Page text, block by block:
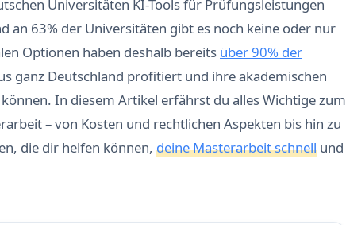
Universitäten KI-Tools für Prüfungsleistungen
an 63% der Universitäten gibt es noch keine oder nur
Optionen haben deshalb bereits über 90% der
ganz Deutschland profitiert und ihre akademischen
In diesem Artikel erfährst du alles Wichtige zum
– von Kosten und rechtlichen Aspekten bis hin zu
die dir helfen können, deine Masterarbeit schnell und